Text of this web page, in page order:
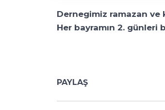
Dernegimiz ramazan ve
Her bayramın 2.
PAYLAŞ